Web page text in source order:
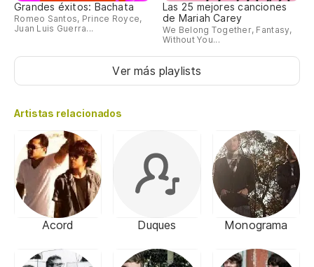
Grandes éxitos: Bachata
Romeo Santos, Prince Royce,
Juan Luis Guerra...
Las 25 mejores canciones
de Mariah Carey
We Belong Together, Fantasy,
Without You...
Ver más playlists
Artistas relacionados
Acord Duques Monograma